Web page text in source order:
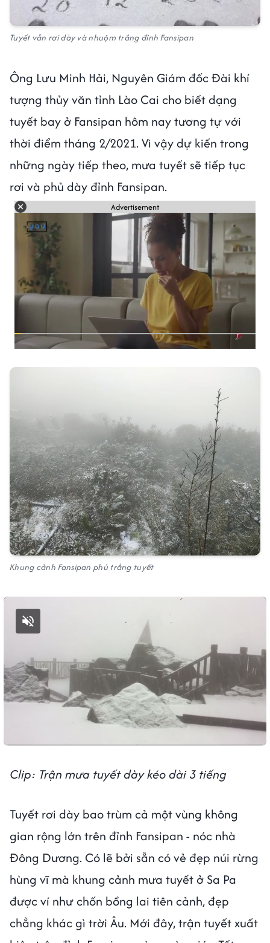
Tuyết vẫn rơi dày và nhuộm trắng đỉnh Fansipan
Ông Lưu Minh Hải, Nguyên Giám đốc Đài khí
tượng thủy văn tỉnh Lào Cai cho biết dạng
tuyết bay ở Fansipan hôm nay tương tự với
thời điểm tháng 2/2021. Vì vậy dự kiến trong
những ngày tiếp theo, mưa tuyết sẽ tiếp tục
rơi và phủ dày đỉnh Fansipan.
Advertisement
Khung cảnh Fansipan phủ trắng tuyết
Clip: Trận mưa tuyết dày kéo dài 3 tiếng
Tuyết rơi dày bao trùm cả một vùng không
gian rộng lớn trên đỉnh Fansipan - nóc nhà
Đông Dương. Có lẽ bởi sẵn có vẻ đẹp núi rừng
hùng vĩ mà khung cảnh mưa tuyết ở Sa Pa
được ví như chốn bồng lai tiên cảnh, đẹp
chẳng khác gì trời Âu. Mới đây, trận tuyết xuất